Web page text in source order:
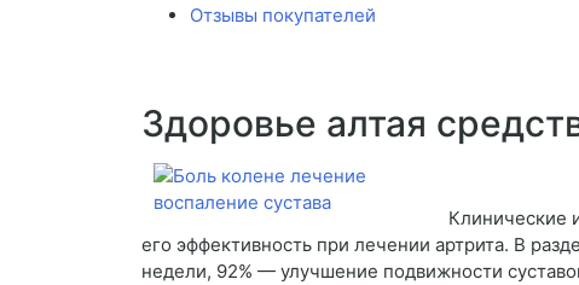
Отзывы покупателей
Здоровье алтая
Клинические
его эффективность при лечении артрита. В
недели, 92% — улучшение подвижности